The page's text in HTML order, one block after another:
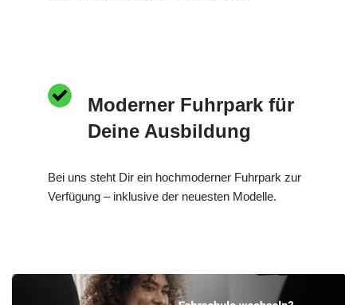
Moderner Fuhrpark für
Deine Ausbildung
Bei uns steht Dir ein hochmoderner Fuhrpark zur
Verfügung – inklusive der neuesten Modelle.